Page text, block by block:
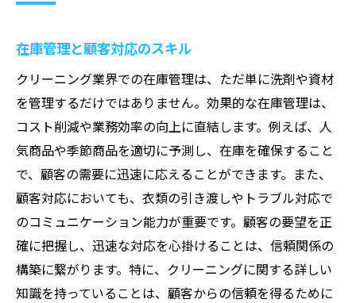
在庫管理と顧客対応のスキル
クリーニング業界での在庫管理は、ただ単に洗剤や資材
を管理するだけではありません。効果的な在庫管理は、
コスト削減や業務効率の向上に直結します。例えば、人
気商品や季節商品を適切に予測し、在庫を確保すること
で、顧客の需要に迅速に応えることができます。また、
顧客対応においても、衣類の引き渡しやトラブル対応で
のコミュニケーション能力が重要です。顧客の要望を正
確に把握し、迅速な対応を心掛けることは、信頼関係の
構築に繋がります。特に、クリーニングに関する詳しい
知識を持っていることは、顧客からの信頼を得るために